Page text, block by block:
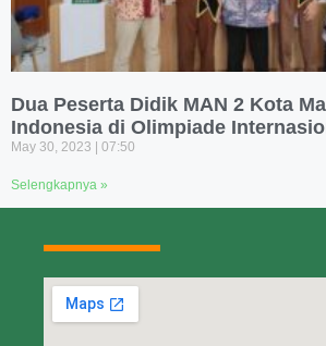
Dua Peserta Didik MAN 2 Kota
Indonesia di Olimpiade
May 30, 2023 07:50
Selengkapnya »